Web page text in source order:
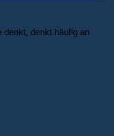
denkt, denkt häufig an